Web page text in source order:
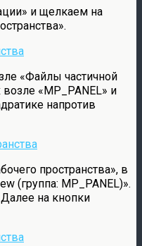
и щелкаем на
«Файлы частичной
«MP_PANEL» и
напротив
пространства», в
(группа: MP_PANEL)».
на кнопки